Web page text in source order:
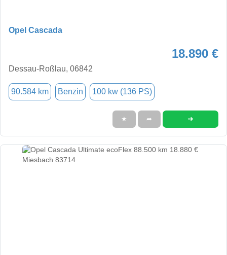
Opel Cascada
18.890 €
Dessau-Roßlau, 06842
90.584 km Benzin 100 kw (136 PS)
★ ➦ ➜